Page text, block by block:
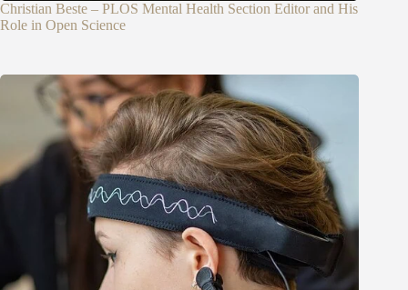
Christian Beste – PLOS Mental Health Section Editor and His
Role in Open Science